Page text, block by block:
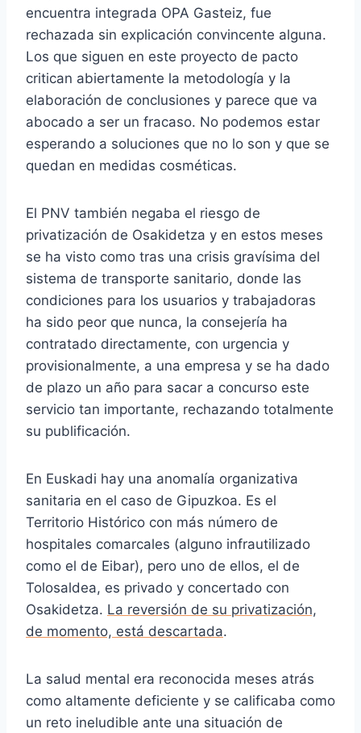
encuentra integrada OPA Gasteiz, fue
rechazada sin explicación convincente alguna.
Los que siguen en este proyecto de pacto
critican abiertamente la metodología y la
elaboración de conclusiones y parece que va
abocado a ser un fracaso. No podemos estar
esperando a soluciones que no lo son y que se
quedan en medidas cosméticas.
El PNV también negaba el riesgo de
privatización de Osakidetza y en estos meses
se ha visto como tras una crisis gravísima del
sistema de transporte sanitario, donde las
condiciones para los usuarios y trabajadoras
ha sido peor que nunca, la consejería ha
contratado directamente, con urgencia y
provisionalmente, a una empresa y se ha dado
de plazo un año para sacar a concurso este
servicio tan importante, rechazando totalmente
su publificación.
En Euskadi hay una anomalía organizativa
sanitaria en el caso de Gipuzkoa. Es el
Territorio Histórico con más número de
hospitales comarcales (alguno infrautilizado
como el de Eibar), pero uno de ellos, el de
Tolosaldea, es privado y concertado con
Osakidetza. La reversión de su privatización,
de momento, está descartada.
La salud mental era reconocida meses atrás
como altamente deficiente y se calificaba como
un reto ineludible ante una situación de